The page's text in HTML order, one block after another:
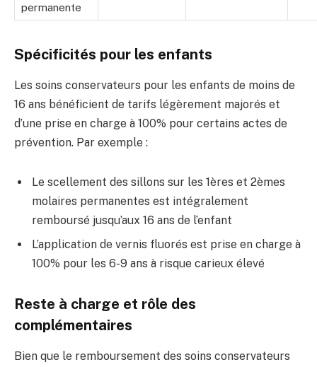
permanente
Spécificités pour les enfants
Les soins conservateurs pour les enfants de moins de
16 ans bénéficient de tarifs légèrement majorés et
d’une prise en charge à 100% pour certains actes de
prévention. Par exemple :
Le scellement des sillons sur les 1ères et 2èmes
molaires permanentes est intégralement
remboursé jusqu’aux 16 ans de l’enfant
L’application de vernis fluorés est prise en charge à
100% pour les 6-9 ans à risque carieux élevé
Reste à charge et rôle des
complémentaires
Bien que le remboursement des soins conservateurs